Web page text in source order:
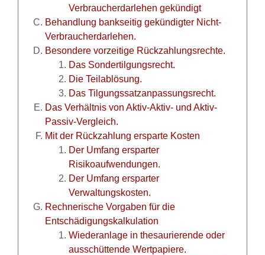
Verbraucherdarlehen gekündigt
Behandlung bankseitig gekündigter Nicht-
Verbraucherdarlehen.
Besondere vorzeitige Rückzahlungsrechte.
Das Sondertilgungsrecht.
Die Teilablösung.
Das Tilgungssatzanpassungsrecht.
Das Verhältnis von Aktiv-Aktiv- und Aktiv-
Passiv-Vergleich.
Mit der Rückzahlung ersparte Kosten
Der Umfang ersparter
Risikoaufwendungen.
Der Umfang ersparter
Verwaltungskosten.
Rechnerische Vorgaben für die
Entschädigungskalkulation
Wiederanlage in thesaurierende oder
ausschüttende Wertpapiere.